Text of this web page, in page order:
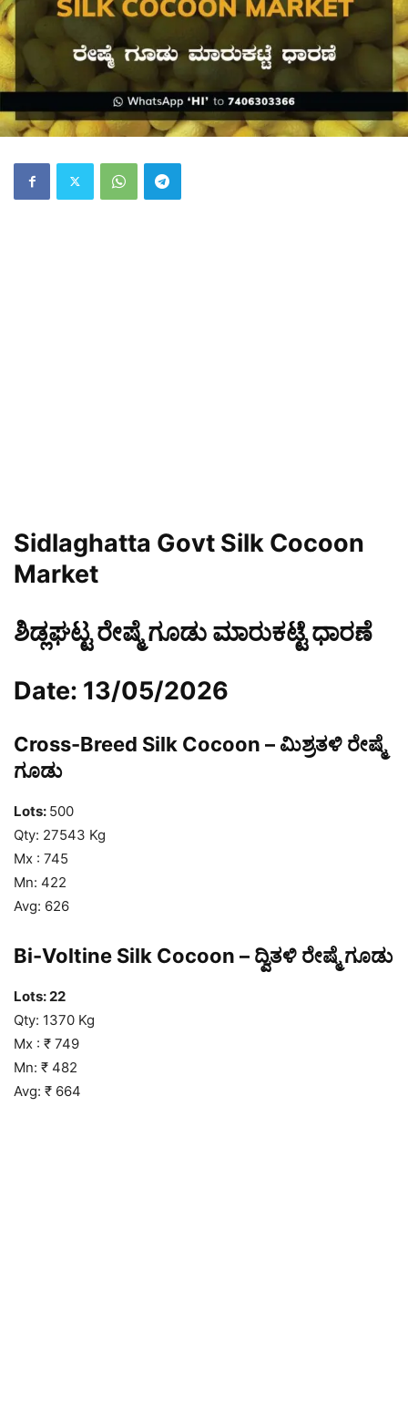
Sidlaghatta Govt Silk Cocoon
Market
ಶಿಡ್ಲಘಟ್ಟ ರೇಷ್ಮೆ ಗೂಡು ಮಾರುಕಟ್ಟೆ ಧಾರಣೆ
Date: 13/05/2026
Cross-Breed Silk Cocoon – ಮಿಶ್ರತಳಿ ರೇಷ್ಮೆ
ಗೂಡು
Lots: 500
Qty: 27543 Kg
Mx : 745
Mn: 422
Avg: 626
Bi-Voltine Silk Cocoon – ದ್ವಿತಳಿ ರೇಷ್ಮೆ ಗೂಡು
Lots: 22
Qty: 1370 Kg
Mx : ₹ 749
Mn: ₹ 482
Avg: ₹ 664